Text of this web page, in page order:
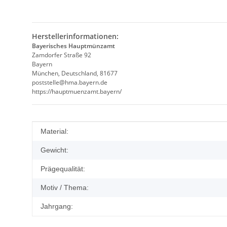
Herstellerinformationen:
Bayerisches Hauptmünzamt
Zamdorfer Straße 92
Bayern
München, Deutschland, 81677
poststelle@hma.bayern.de
https://hauptmuenzamt.bayern/
Produkteigenschaft
Wert
Material:
Gewicht:
Prägequalität:
Motiv / Thema:
Jahrgang: